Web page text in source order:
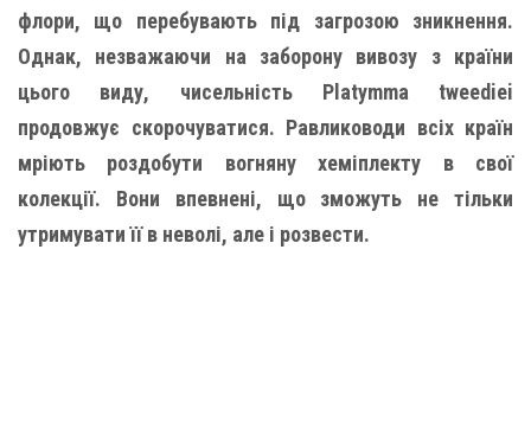
флори, що перебувають під загрозою зникнення.
Однак, незважаючи на заборону вивозу з країни
цього виду, чисельність Platymma tweediei
продовжує скорочуватися. Равлиководи всіх країн
мріють роздобути вогняну хеміплекту в свої
колекції. Вони впевнені, що зможуть не тільки
утримувати її в неволі, але і розвести.